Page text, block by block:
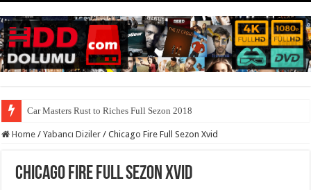
Car Masters Rust to Riches Full Sezon 2018
Home / Yabancı Diziler / Chicago Fire Full Sezon Xvid
Chicago Fire Full Sezon Xvid